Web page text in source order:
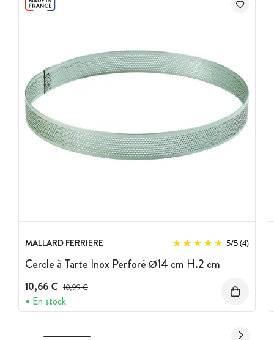
MALLARD FERRIERE 5/5(4)
Cercle à Tarte Inox Perforé Ø14 cm H.2 cm
10,66 € Prix avant réduction :
10,99 €
En stock